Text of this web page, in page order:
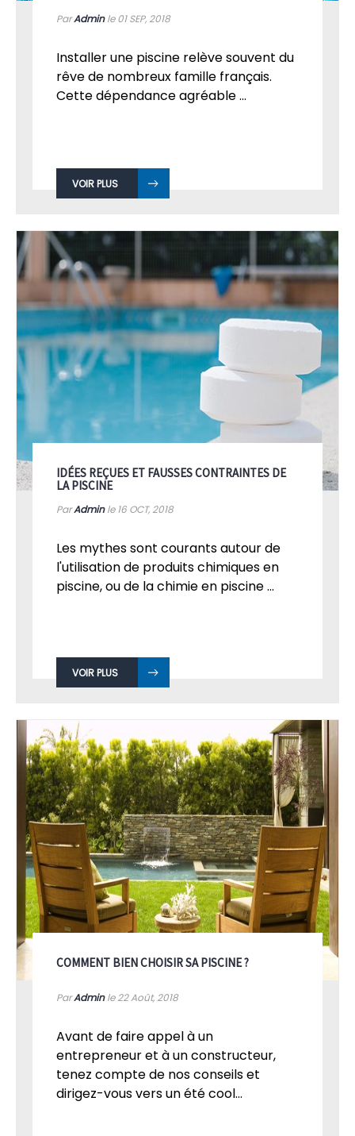
ParAdminle 01SEP, 2018
Installer une piscine relève souvent du
rêve de nombreux famille français.
Cette dépendance agréable ...
VOIR PLUS
IDÉES REÇUES ET FAUSSES CONTRAINTES DE
LA PISCINE
ParAdminle 16 OCT, 2018
Les mythes sont courants autour de
l'utilisation de produits chimiques en
piscine, ou de la chimie en piscine ...
VOIR PLUS
COMMENT BIEN CHOISIR SA PISCINE ?
ParAdminle 22Août, 2018
Avant de faire appel à un
entrepreneur et à un constructeur,
tenez compte de nos conseils et
dirigez-vous vers un été cool...